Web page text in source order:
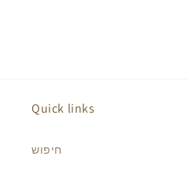
Quick links
חיפוש